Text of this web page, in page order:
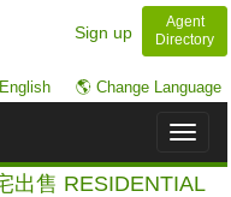
Sign up
Agent
Directory
English 🌎 Change Language
Toggle
出售 RESIDENTIAL